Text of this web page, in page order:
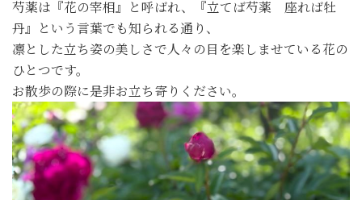
芍薬は『花の宰相』と呼ばれ、『立てば芍薬 座れば牡
丹』という言葉でも知られる通り、
凛とした立ち姿の美しさで人々の目を楽しませている花の
ひとつです。
お散歩の際に是非お立ち寄りください。